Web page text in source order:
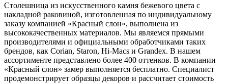
Столешница из искусственного камня бежевого цвета с
накладной раковиной, изготовленная по индивидуальному
заказу компанией «Красный слон», выполнена из
высококачественных материалов. Мы являемся прямыми
производителями и официальными обработчиками таких
брендов, как Corian, Staron, Hi-Macs и Grandex. В нашем
ассортименте представлено более 400 оттенков. В компании
«Красный слон» замер выполняется бесплатно. Специалист
продемонстрирует образцы декоров и рассчитает стоимость